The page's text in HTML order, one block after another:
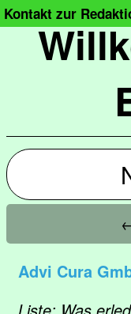
Kontakt zur
Advi Cura